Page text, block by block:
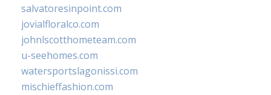
salvatoresinpoint.com
jovialfloralco.com
johnlscotthometeam.com
u-seehomes.com
watersportslagonissi.com
mischieffashion.com